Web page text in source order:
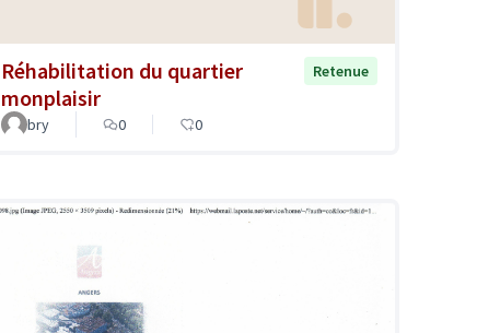
Réhabilitation du quartier
monplaisir
Retenue
bry 0 0